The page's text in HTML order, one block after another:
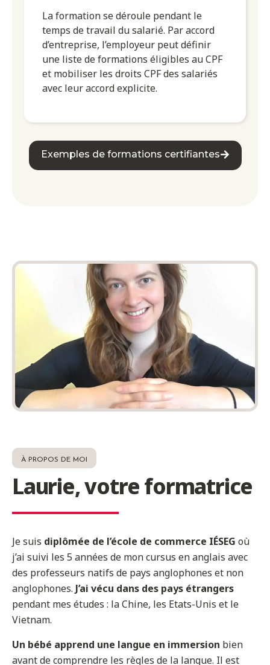
La formation se déroule pendant le
temps de travail du salarié. Par accord
d’entreprise, l’employeur peut définir
une liste de formations éligibles au CPF
et mobiliser les droits CPF des salariés
avec leur accord explicite.
Exemples de formations certifiantes
À PROPOS DE MOI
Laurie, votre formatrice
Je suis diplômée de l’école de commerce IÉSEG où
j’ai suivi les 5 années de mon cursus en anglais avec
des professeurs natifs de pays anglophones et non
anglophones. J’ai vécu dans des pays étrangers
pendant mes études : la Chine, les Etats-Unis et le
Vietnam.
Un bébé apprend une langue en immersion bien
avant de comprendre les règles de la langue. Il est